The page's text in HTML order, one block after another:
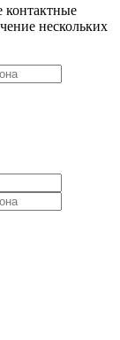
контактные
нескольких